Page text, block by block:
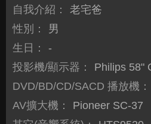
自我介紹：
老宅爸
性別：
男
生日：
-
投影機/顯示器：
Philips 58"
DVD/BD/CD/SACD 播放機：
AV擴大機：
Pioneer SC-37